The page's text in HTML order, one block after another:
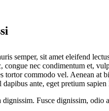
semper, sit amet eleifend
congue nec condimentum et,
tortor commodo vel. Aenean at
ante, eget pretium
dignissim. Fusce dignissim,